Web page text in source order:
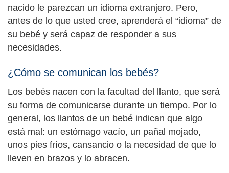
nacido le parezcan un idioma extranjero. Pero,
antes de lo que usted cree, aprenderá el “idioma” de
su bebé y será capaz de responder a sus
necesidades.
¿Cómo se comunican los bebés?
Los bebés nacen con la facultad del llanto, que será
su forma de comunicarse durante un tiempo. Por lo
general, los llantos de un bebé indican que algo
está mal: un estómago vacío, un pañal mojado,
unos pies fríos, cansancio o la necesidad de que lo
lleven en brazos y lo abracen.